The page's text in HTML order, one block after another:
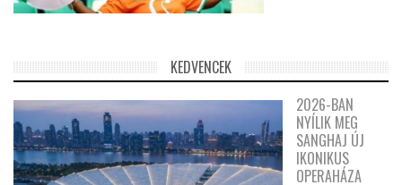
KEDVENCEK
2026-BAN
NYÍLIK MEG
SANGHAJ ÚJ
IKONIKUS
OPERAHÁZA